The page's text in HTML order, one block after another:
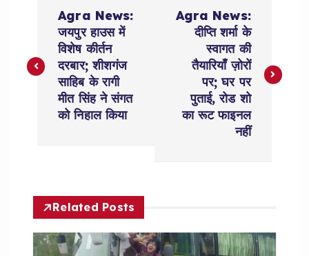
s
v
Agra News:
जयपुर हाउस में
विशेष कीर्तन
दरबार; शीशगंज
साहिब के रागी
मीत सिंह ने संगत
को निहाल किया
Agra News:
दीप्ति शर्मा के
स्वागत की
तैयारियाँ ज़ोरों
पर; घर पर
पुताई, रोड शो
का रूट फाइनल
नहीं
Related Posts